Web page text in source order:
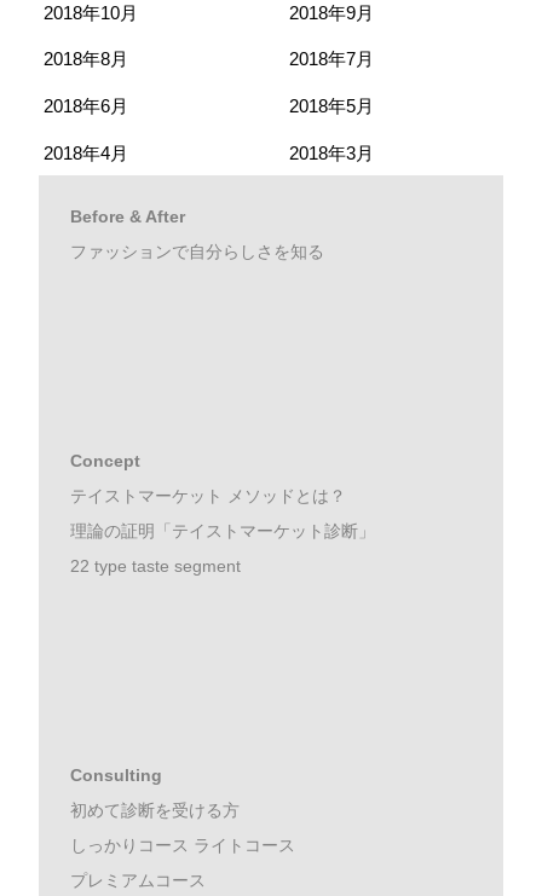
2018年10月 2018年9月
2018年8月 2018年7月
2018年6月 2018年5月
2018年4月 2018年3月
Before & After
ファッションで自分らしさを知る
Concept
テイストマーケット メソッドとは？
理論の証明「テイストマーケット診断」
22 type taste segment
Consulting
初めて診断を受ける方
しっかりコース ライトコース
プレミアムコース